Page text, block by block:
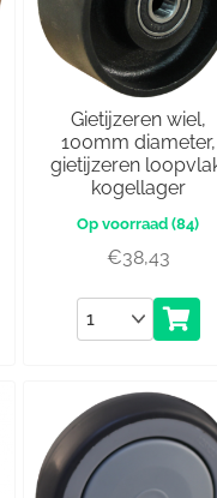
Gietijzeren wiel,
100mm diameter,
gietijzeren
kogellager
(84)
€38,43
Aantal